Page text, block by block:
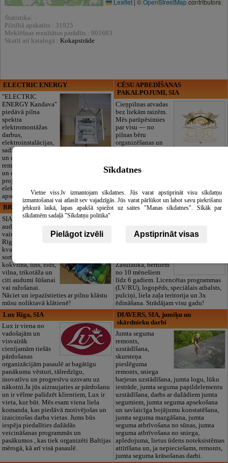
Statistika:
Pilnībā apskatīts : 31925
Meklēšnas rezultātos parādīts : 901683
Skatīt arī katalogā : Kokapstrāde
ELECTRIC ENERGY
"ELECTRIC
ENERGY Kandava"
piedāvā pilna
spektra
elektromontāžas
darbus,
elektroinstalācijas,
sadzīves tehnikas
un elektronikas
remontu, vājstrāvas
un drošības sistēmu izbūvi, kā arī
projektēšanu, mērījumus un
elektrosaimniecības drošības riskus
apsekošanu.
CĒSU APBEDĪŠANAS
PAKALPOJUMI, SIA
Cieņpilnas atvadas
bez liekām raizēm.
Mēs parūpēsimies
par visu — no
pilnas bēru
organizēšanas un
piederumiem. Pieejami 24/7.
Piedāvājam arī kvalitatīvas, autentiskas
BRISTOLS ES, SIA
SIA "Bristols ES"
audumu outlet un
vairumtirdzniecība
Rīgā. Plašs un
kvalitatīvs tekstila
sortiments:
kokvilna, lins, zīds,
vilna, trikotāža un
citi audumi šūšanai
vai ražošanai.
Nāciet un iepazīstieties ar pilnu klāstu
mūsu noliktavā klātienē!
Maza Rasiņa, privātā pirmsskolas
izglītības iestāde
Zasulaukā, bērniem
no 10 mēnešiem
līdz 6 gadiem. Licencētas programmas
(LV/RU), logopēds, speciālais atbalsts,
pulciņi, liela zaļa teritorija un 3x
ēdināšana. Strādājam visu gadu!
Lux Riga, SIA
Lux ir viena no
vadošajām un
visvairāk
cienījamām tiešās
pārdošanas
organizācijām pasaulē ar bagātīgu
panākumu vēsturi, tālredzīgu,
inovatīvu un progresīvu uzsvaru uz
nākotni.Ja jūs aizraujaties ar pārdošanu
un ir vēlme palīdzēt klientiem, Lux ir
vieta, kur būt. Mēs esam viena liela
komanda, kas piedāvā motivējošas un
izaicinošas darba vietas. Jums būs
iespēja piedalīties dažādās
veicināšanas programmās un
pasākumos , kas tiek organizēti Baltijas
mērogā, kā arī visā pasaulē.
DIAVERS, SIA, jumiķu un
skārdnieku darbi
Jumta seguma
remonts,
uzstādīšana,
skursteņa
pieslēguma
remonts, sniega
barjeras uzstādīšana, jumta logu, lūku
iestrāde, jumta seguma papildelementu
uzstādīšana, darbs ar dažādiem jumta
segumiem, jumta seguma apsekošana
un savlaicīga bojājumu konstatēšana,
jumta seguma mazgāšana, jumta
seguma atbrīvošana no sūnas, jumta
seguma atbrīvošana no sniega,
apledojuma, lietus ūdens noteksistēmas
attīrīšana un, ja nepieciešams, remonts,
jumta seguma krāsošanas darbi.
Sīkdatnes
Vietne viss.lv izmantojam sīkdatnes. Jūs varat apstiprināt visu sīkdatņu
izmantošanai vai atlasīt sev vajadzīgās. Jūs varat pārlūkot un labot savu piekrišanu
jebkurā laikā, lapas apakšā spiežot uz saites "Manas sīkdatnes". Sīkāk par
sīkdatnēm sadaļā "Sīkdatņu politika"
Pielāgot izvēli Apstiprināt visas